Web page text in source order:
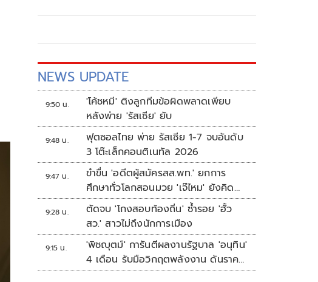
NEWS UPDATE
9:50 น.
'โค้ชหมี' ติงลูกทีมข้อผิดพลาดเพียบ
หลังพ่าย 'รัสเซีย' ยับ
9:48 น.
ฟุตซอลไทย พ่าย รัสเซีย 1-7 จบอันดับ
3 โต๊ะเล็กคอนติเนทัล 2026
9:47 น.
ขำขื่น 'อดีตผู้สมัครสส.พท.' ยกการ
ศึกษาทั่วโลกสอนมวย 'เจ๊ไหม' ยังคิด
แบบระบบราชการเดิม
9:28 น.
ตัดจบ 'โกงสอบท้องถิ่น' ซ้ำรอย 'ฮั้ว
สว.' สาวไม่ถึงนักการเมือง
9:15 น.
'พิชญุตม์' การันตีผลงานรัฐบาล 'อนุทิน'
4 เดือน รับมือวิกฤตพลังงาน ดันราคา
ข้าว-ยาง-ปาล์ม พุ่งต่อเนื่อง พร้อมอัด